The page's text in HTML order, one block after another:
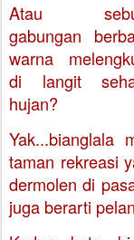
Atau
gabungan
warna
di langit
hujan?
Yak...bianglala
taman rekreasi
dermolen di
juga berarti